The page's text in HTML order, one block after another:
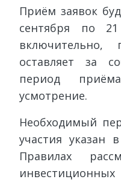
Приём заявок
сентября по
оставляет за
период
усмотрение.
Необходимый
участия указан
Правилах
инвестиционных